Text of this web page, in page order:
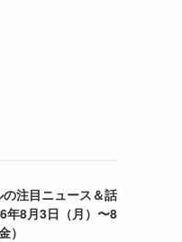
の注目ニュース＆話
年8月3日（月）〜8
）